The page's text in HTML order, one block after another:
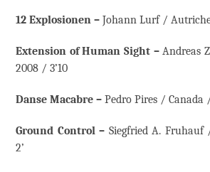
12 Explosionen – Johann Lurf /
Extension of Human Sight –Andreas
2008 / 3’10
Danse Macabre – Pedro Pires / Canada
Ground Control – Siegfried A.
2’